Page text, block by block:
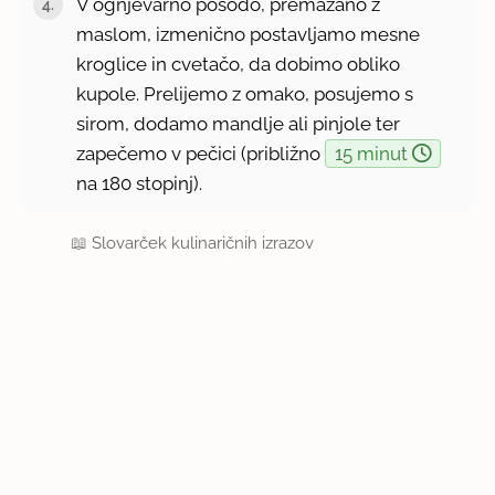
maslom, izmenično postavljamo mesne
kroglice in cvetačo, da dobimo obliko
kupole. Prelijemo z omako, posujemo s
sirom, dodamo mandlje ali pinjole ter
zapečemo v pečici (približno
15 minut
na 180 stopinj).
📖Slovarček kulinaričnih izrazov